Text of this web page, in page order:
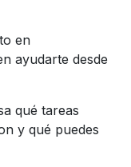
en
ayudarte desde
qué tareas
y qué puedes